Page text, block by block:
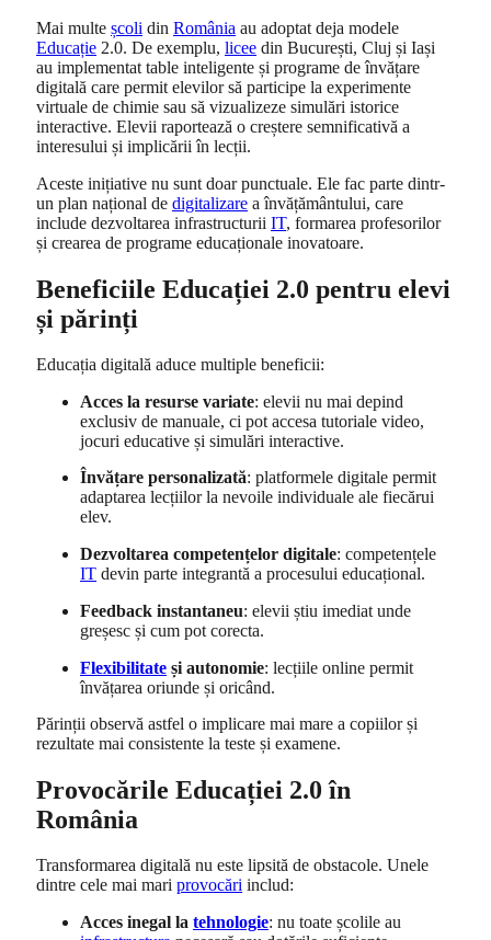
Mai multe școli din România au adoptat deja modele
Educație 2.0. De exemplu, licee din București, Cluj și Iași
au implementat table inteligente și programe de învățare
digitală care permit elevilor să participe la experimente
virtuale de chimie sau să vizualizeze simulări istorice
interactive. Elevii raportează o creștere semnificativă a
interesului și implicării în lecții.
Aceste inițiative nu sunt doar punctuale. Ele fac parte dintr-
un plan național de digitalizare a învățământului, care
include dezvoltarea infrastructurii IT, formarea profesorilor
și crearea de programe educaționale inovatoare.
Beneficiile Educației 2.0 pentru elevi
și părinți
Educația digitală aduce multiple beneficii:
Acces la resurse variate: elevii nu mai depind
exclusiv de manuale, ci pot accesa tutoriale video,
jocuri educative și simulări interactive.
Învățare personalizată: platformele digitale permit
adaptarea lecțiilor la nevoile individuale ale fiecărui
elev.
Dezvoltarea competențelor digitale: competențele
IT devin parte integrantă a procesului educațional.
Feedback instantaneu: elevii știu imediat unde
greșesc și cum pot corecta.
Flexibilitate și autonomie: lecțiile online permit
învățarea oriunde și oricând.
Părinții observă astfel o implicare mai mare a copiilor și
rezultate mai consistente la teste și examene.
Provocările Educației 2.0 în
România
Transformarea digitală nu este lipsită de obstacole. Unele
dintre cele mai mari provocări includ:
Acces inegal la tehnologie: nu toate școlile au